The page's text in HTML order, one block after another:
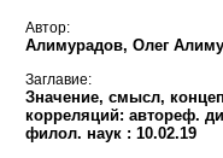
Автор:
Алимурадов, Олег
Заглавие:
Значение, смысл,
корреляций: автореф.
филол. наук : 10.02.19